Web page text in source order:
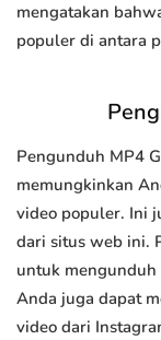
mengatakan
populer di antara
Pengunduh MP4
memungkinkan
video populer. Ini
dari situs web ini.
untuk mengunduh
Anda juga dapat
video dari